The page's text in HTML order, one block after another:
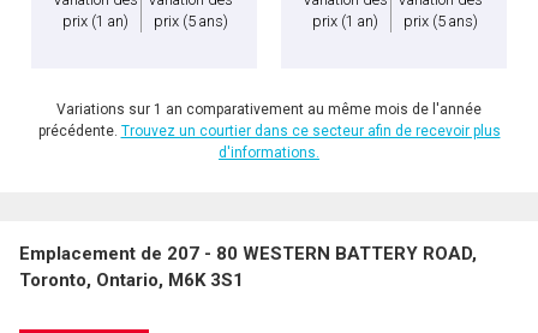
prix (1 an)
prix (5 ans)
prix (1 an)
prix (5 ans)
Variations sur 1 an comparativement au même mois de l'année
précédente. Trouvez un courtier dans ce secteur afin de recevoir plus
d'informations.
Emplacement de 207 - 80 WESTERN BATTERY ROAD,
Toronto, Ontario, M6K 3S1